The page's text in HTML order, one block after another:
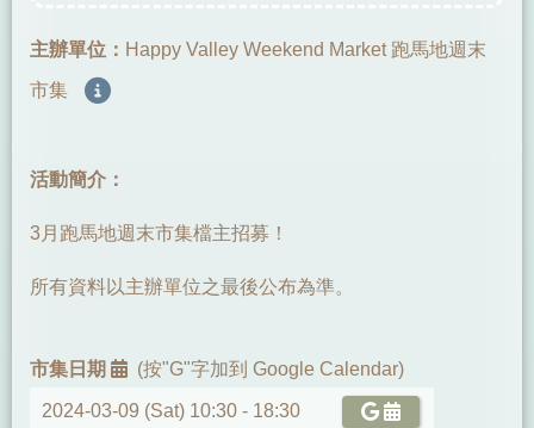
主辦單位： Happy Valley Weekend Market 跑馬地週末
市集
活動簡介：
3月跑馬地週末市集檔主招募！
所有資料以主辦單位之最後公布為準。
市集日期 (按"G"字加到 Google Calendar)
2024-03-09 (Sat) 10:30 - 18:30